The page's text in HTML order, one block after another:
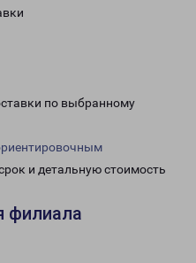
по выбранному
и детальную стоимость
филиала